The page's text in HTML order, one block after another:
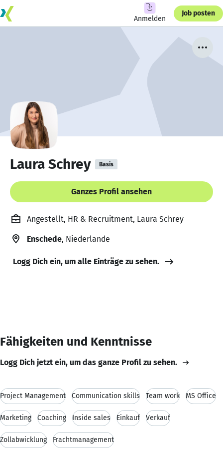
Anmelden
Job posten
Laura Schrey Basis
Ganzes Profil ansehen
Angestellt, HR & Recruitment, Laura Schrey
Enschede, Niederlande
Logg Dich ein, um alle Einträge zu sehen.
Fähigkeiten und Kenntnisse
Logg Dich jetzt ein, um das ganze Profil zu sehen.
Project Management Communication skills Team work MS Office
Marketing Coaching Inside sales Einkauf Verkauf
Zollabwicklung Frachtmanagement